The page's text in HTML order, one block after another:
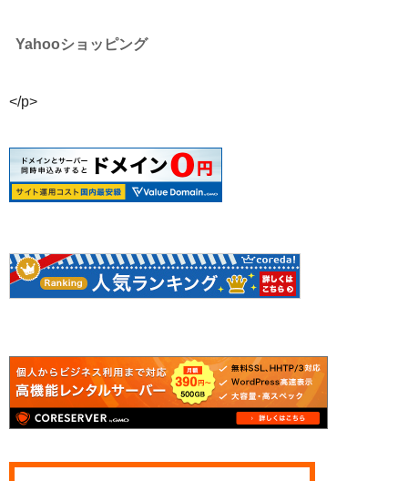
Yahooショッピング
</p>